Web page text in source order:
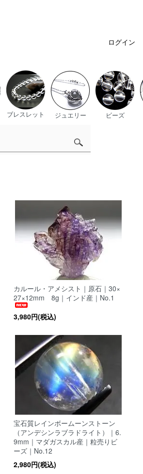
ログイン
ブレスレット ジュエリー ビーズ
カルール・アメシスト｜原石｜30×
27×12mm 8g｜インド産｜No.1
3,980円(税込)
宝石質レインボームーンストーン
（アンデシンラブラドライト）｜6.
9mm｜マダガスカル産｜粒売りビ
ーズ｜No.12
2,980円(税込)